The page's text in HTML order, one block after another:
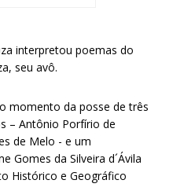
interpretou poemas do
seu avô.
momento da posse de três
– Antônio Porfírio de
de Melo - e um
Gomes da Silveira d´Ávila
Histórico e Geográfico